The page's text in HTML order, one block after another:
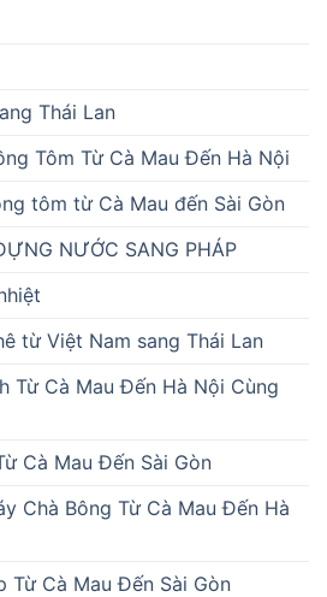
Thái Lan
Tôm Từ Cà Mau Đến Hà Nội
tôm từ Cà Mau đến Sài Gòn
NƯỚC SANG PHÁP
từ Việt Nam sang Thái Lan
Từ Cà Mau Đến Hà Nội Cùng
Cà Mau Đến Sài Gòn
Chà Bông Từ Cà Mau Đến Hà
Từ Cà Mau Đến Sài Gòn